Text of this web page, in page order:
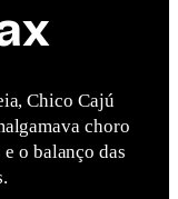
Chico Cajú
choro
o balanço das